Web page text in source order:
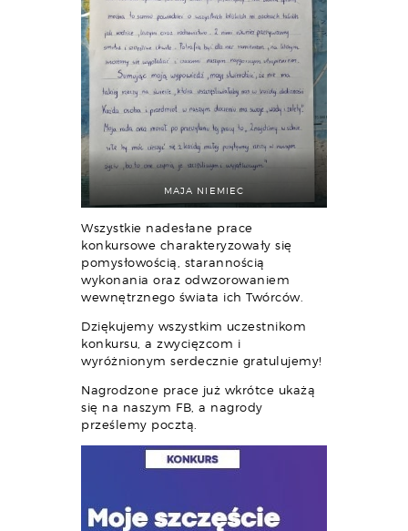
MAJA NIEMIEC
Wszystkie nadesłane prace
konkursowe charakteryzowały się
pomysłowością, starannością
wykonania oraz odwzorowaniem
wewnętrznego świata ich Twórców.
Dziękujemy wszystkim uczestnikom
konkursu, a zwycięzcom i
wyróżnionym serdecznie gratulujemy!
Nagrodzone prace już wkrótce ukażą
się na naszym FB, a nagrody
prześlemy pocztą.